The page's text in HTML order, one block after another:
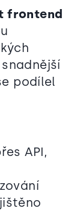
frontend
podílel
API,